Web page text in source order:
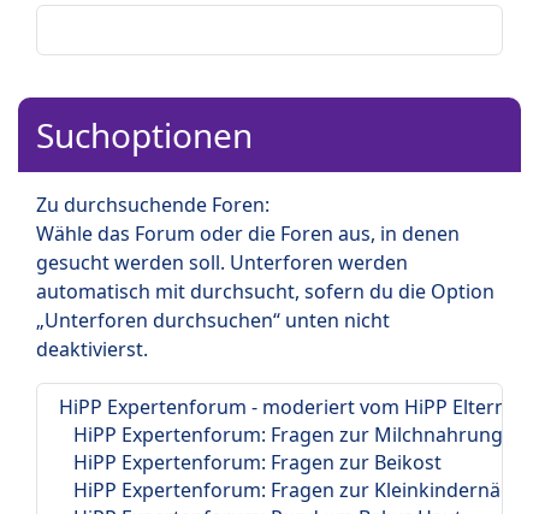
Suchoptionen
Zu durchsuchende Foren:
Wähle das Forum oder die Foren aus, in denen
gesucht werden soll. Unterforen werden
automatisch mit durchsucht, sofern du die Option
„Unterforen durchsuchen“ unten nicht
deaktivierst.